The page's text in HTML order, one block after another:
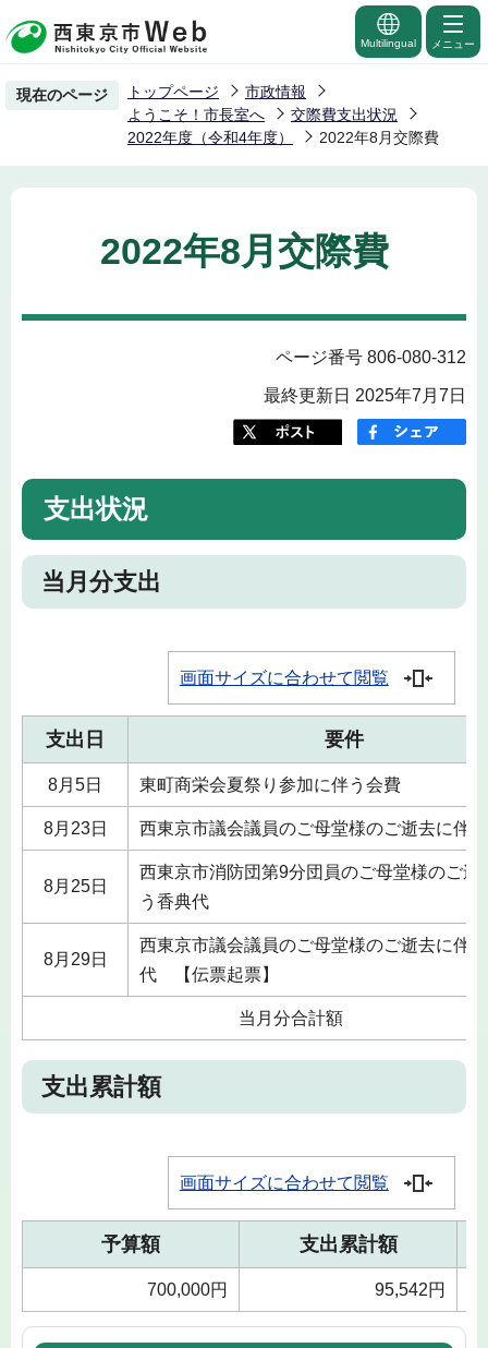
の
ー
の
先
Multilingual メニュー
現在のページ トップページ
市政情報
ようこそ！市長室へ
交際費支出状況
2022年度（令和4年度）
2022年8月交際費
2022年8月交際費
ページ番号 806-080-312
最終更新日 2025年7月7日
支出状況
当月分支出
画面サイズに合わせて閲覧
支出日 要件
8月5日 東町商栄会夏祭り参加に伴う会費
8月23日 西東京市議会議員のご母堂様のご逝去に伴
8月25日
西東京市消防団第9分団員のご母堂様のご逝
う香典代
8月29日
西東京市議会議員のご母堂様のご逝去に伴
代 【伝票起票】
当月分合計額
支出累計額
画面サイズに合わせて閲覧
予算額 支出累計額
700,000円 95,542円